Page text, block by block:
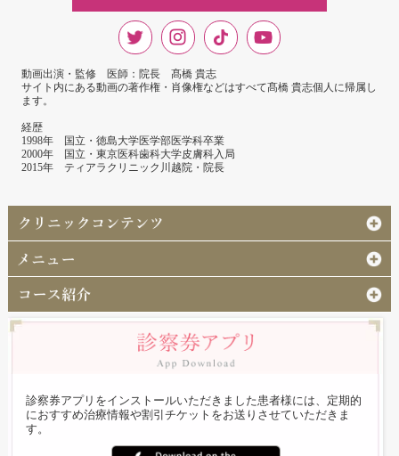
動画出演・監修 医師：院長 髙橋 貴志
サイト内にある動画の著作権・肖像権などはすべて髙橋 貴志個人に帰属し
ます。
経歴
1998年 国立・徳島大学医学部医学科卒業
2000年 国立・東京医科歯科大学皮膚科入局
2015年 ティアラクリニック川越院・院長
診察券アプリをインストールいただきました患者様には、定期的
におすすめ治療情報や割引チケットをお送りさせていただきま
す。